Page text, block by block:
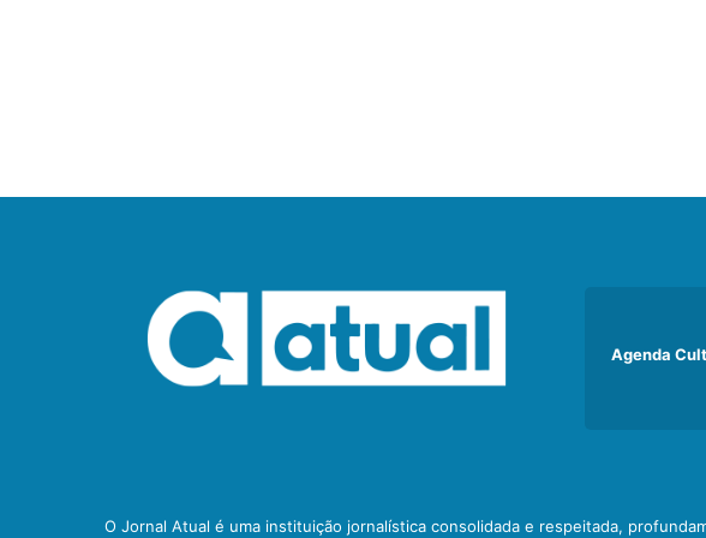
Agenda
O Jornal Atual é uma instituição jornalística consolidada e respeitada,